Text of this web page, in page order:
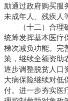
励通过政府购买服
未成年人、残疾人
（十二）合理确
统筹发挥基本医疗
梯次减负功能。完
策，继续全额资助
逐步调整脱贫人口
大病保险继续对低
付。进一步夯实医